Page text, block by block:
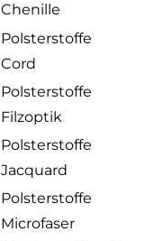
Chenille
Polsterstoffe
Cord
Polsterstoffe
Filzoptik
Polsterstoffe
Jacquard
Polsterstoffe
Microfaser